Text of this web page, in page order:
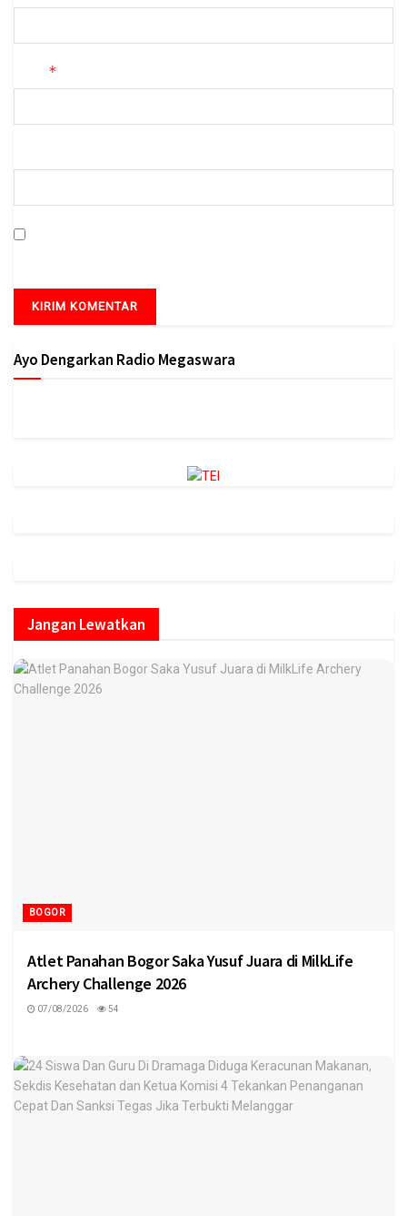
*
Ayo Dengarkan Radio Megaswara
Jangan Lewatkan
BOGOR
Atlet Panahan Bogor Saka Yusuf Juara di MilkLife
Archery Challenge 2026
07/08/2026 54